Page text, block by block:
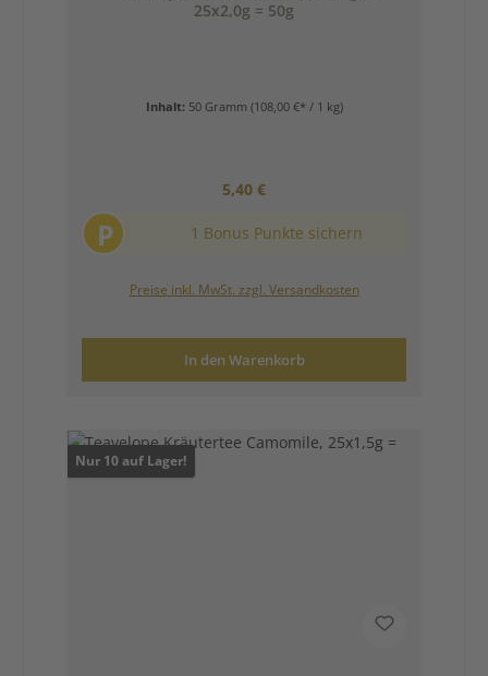
25x2,0g = 50g
Inhalt: 50 Gramm (108,00 €* / 1 kg)
Regulärer Preis:
5,40 €
P 1 Bonus Punkte sichern
Preise inkl. MwSt. zzgl. Versandkosten
In den Warenkorb
Nur 10 auf Lager!